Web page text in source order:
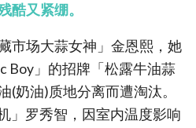
酷又紧绷。
市场大蒜女神」金恩熙，她
Boy」的招牌「松露牛油蒜
(奶油)质地分离而遭淘汰。
」罗秀智，因室内温度影响